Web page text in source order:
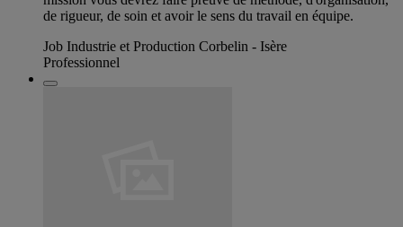
de rigueur, de soin et avoir le sens du travail en équipe.
Job Industrie et Production Corbelin - Isère
Professionnel